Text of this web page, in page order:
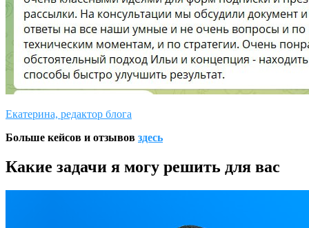
Екатерина, редактор блога
Больше кейсов и отзывов здесь
Какие задачи я могу решить для вас